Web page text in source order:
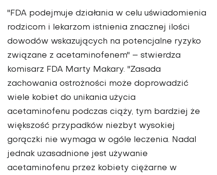
"FDA podejmuje działania w celu uświadomienia
rodzicom i lekarzom istnienia znacznej ilości
dowodów wskazujących na potencjalne ryzyko
związane z acetaminofenem" – stwierdza
komisarz FDA Marty Makary. "Zasada
zachowania ostrożności może doprowadzić
wiele kobiet do unikania użycia
acetaminofenu podczas ciąży, tym bardziej że
większość przypadków niezbyt wysokiej
gorączki nie wymaga w ogóle leczenia. Nadal
jednak uzasadnione jest używanie
acetaminofenu przez kobiety ciężarne w